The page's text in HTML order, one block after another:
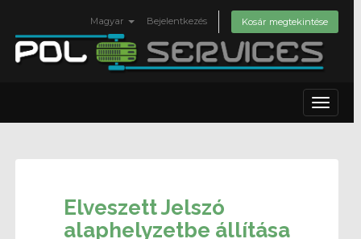
Magyar Bejelentkezés Kosár megtekintése
Toggle
Elveszett Jelszó
alaphelyzetbe állítása